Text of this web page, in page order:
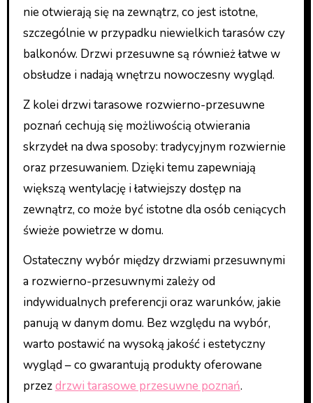
nie otwierają się na zewnątrz, co jest istotne,
szczególnie w przypadku niewielkich tarasów czy
balkonów. Drzwi przesuwne są również łatwe w
obsłudze i nadają wnętrzu nowoczesny wygląd.
Z kolei drzwi tarasowe rozwierno-przesuwne
poznań cechują się możliwością otwierania
skrzydeł na dwa sposoby: tradycyjnym rozwiernie
oraz przesuwaniem. Dzięki temu zapewniają
większą wentylację i łatwiejszy dostęp na
zewnątrz, co może być istotne dla osób ceniących
świeże powietrze w domu.
Ostateczny wybór między drzwiami przesuwnymi
a rozwierno-przesuwnymi zależy od
indywidualnych preferencji oraz warunków, jakie
panują w danym domu. Bez względu na wybór,
warto postawić na wysoką jakość i estetyczny
wygląd – co gwarantują produkty oferowane
przezdrzwi tarasowe przesuwne poznań.